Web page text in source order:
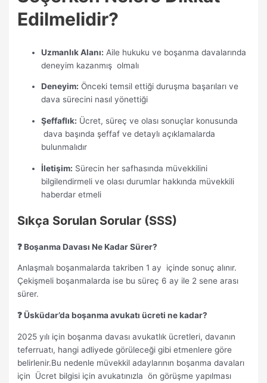
Edilmelidir?
Uzmanlık Alanı: Aile hukuku ve boşanma davalarında
deneyim kazanmış olmalı
Deneyim: Önceki temsil ettiği duruşma başarıları ve
dava sürecini nasıl yönettiği
Şeffaflık: Ücret, süreç ve olası sonuçlar konusunda
dava başında şeffaf ve detaylı açıklamalarda
bulunmalıdır
İletişim: Sürecin her safhasında müvekkilini
bilgilendirmeli ve olası durumlar hakkında müvekkili
haberdar etmeli
Sıkça Sorulan Sorular (SSS)
❓ Boşanma Davası Ne Kadar Sürer?
Anlaşmalı boşanmalarda takriben 1 ay içinde sonuç alınır.
Çekişmeli boşanmalarda ise bu süreç 6 ay ile 2 sene arası
sürer.
❓ Üsküdar’da boşanma avukatı ücreti ne kadar?
2025 yılı için boşanma davası avukatlık ücretleri, davanın
teferruatı, hangi adliyede görüleceği gibi etmenlere göre
belirlenir.Bu nedenle müvekkil adaylarının boşanma davaları
için Ücret bilgisi için avukatınızla ön görüşme yapılması